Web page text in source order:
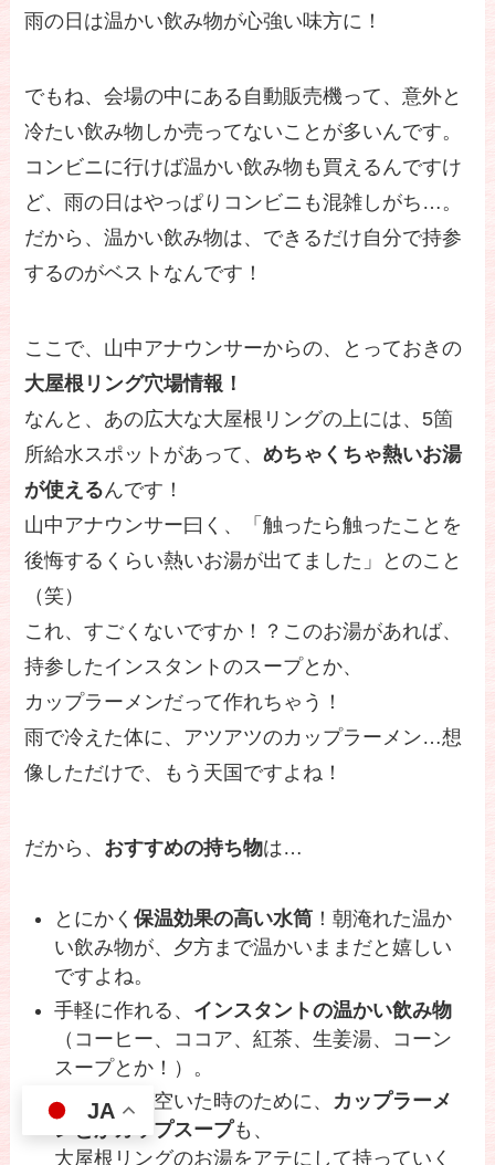
雨の日は温かい飲み物が心強い味方に！
でもね、会場の中にある自動販売機って、意外と
冷たい飲み物しか売ってないことが多いんです。
コンビニに行けば温かい飲み物も買えるんですけ
ど、雨の日はやっぱりコンビニも混雑しがち…。
だから、温かい飲み物は、できるだけ自分で持参
するのがベストなんです！
ここで、山中アナウンサーからの、とっておきの
大屋根リング穴場情報！
なんと、あの広大な大屋根リングの上には、5箇
所給水スポットがあって、めちゃくちゃ熱いお湯
が使えるんです！
山中アナウンサー曰く、「触ったら触ったことを
後悔するくらい熱いお湯が出てました」とのこと
（笑）
これ、すごくないですか！？このお湯があれば、
持参したインスタントのスープとか、
カップラーメンだって作れちゃう！
雨で冷えた体に、アツアツのカップラーメン…想
像しただけで、もう天国ですよね！
だから、 おすすめの持ち物は…
とにかく保温効果の高い水筒 ！朝淹れた温か
い飲み物が、夕方まで温かいままだと嬉しい
ですよね。
手軽に作れる、 インスタントの温かい飲み物
（コーヒー、ココア、紅茶、生姜湯、コーン
スープとか！）。
もしお腹が空いた時のために、 カップラーメ
ンとかカップスープも、
大屋根リングのお湯をアテにして持っていく
JA